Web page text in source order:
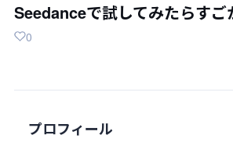
Seedanceで試してみたらすご
0
プロフィール